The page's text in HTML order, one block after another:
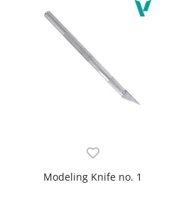
Modeling Knife no. 1